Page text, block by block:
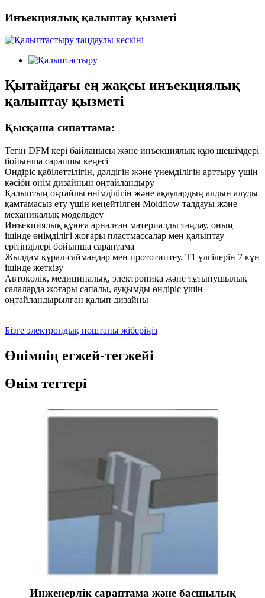
Инъекциялық қалыптау қызметі
Қытайдағы ең жақсы инъекциялық
қалыптау қызметі
Қысқаша сипаттама:
Тегін DFM кері байланысы және инъекциялық құю шешімдері
бойынша сарапшы кеңесі
Өндіріс қабілеттілігін, дәлдігін және үнемділігін арттыру үшін
кәсіби өнім дизайнын оңтайландыру
Қалыптың оңтайлы өнімділігін және ақаулардың алдын алуды
қамтамасыз ету үшін кеңейтілген Moldflow талдауы және
механикалық модельдеу
Инъекциялық құюға арналған материалды таңдау, оның
ішінде өнімділігі жоғары пластмассалар мен қалыптау
ерітінділері бойынша сараптама
Жылдам құрал-саймандар мен прототиптеу, T1 үлгілерін 7 күн
ішінде жеткізу
Автокөлік, медициналық, электроника және тұтынушылық
салаларда жоғары сапалы, ауқымды өндіріс үшін
оңтайландырылған қалып дизайны
Бізге электрондық поштаны жіберіңіз
Өнімнің егжей-тегжейі
Өнім тегтері
Инженерлік сараптама және басшылық